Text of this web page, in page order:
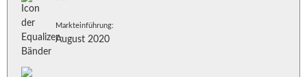
Markteinführung:
August 2020